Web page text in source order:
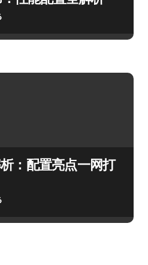
：配置亮点一网打